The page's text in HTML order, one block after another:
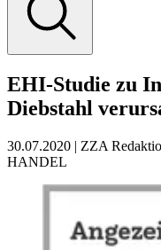
EHI-Studie zu
Diebstahl
30.07.2020 | ZZA
HANDEL